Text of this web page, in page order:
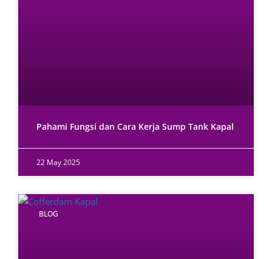
Pahami Fungsi dan Cara Kerja Sump Tank Kapal
22 May 2025
BLOG